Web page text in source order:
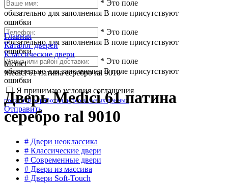
* Это поле
обязательно для заполнения В поле присутствуют
ошибки
* Это поле
обязательно для заполнения В поле присутствуют
ошибки
* Это поле
обязательно для заполнения В поле присутствуют
ошибки
Я принимаю условия соглашения
политики обработки персональных данных
Отправить
Главная
Каталог дверей
Классические двери
Medici
Medici 61 патина серебро ral 9010
Дверь Medici 61 патина
серебро ral 9010
# Двери неоклассика
# Классические двери
# Современные двери
# Двери из массива
# Двери Soft-Touch